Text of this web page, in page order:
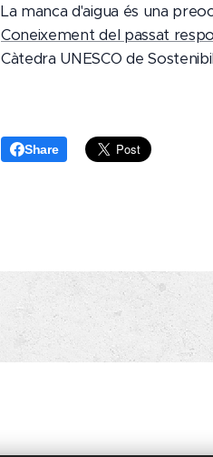
La manca d'aigua és una
Coneixement del passat
Càtedra UNESCO de
Share